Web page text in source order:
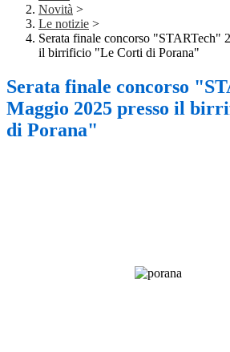
Novità >
Le notizie >
Serata finale concorso "STARTech"
il birrificio "Le Corti di Porana"
Serata finale concorso
Maggio 2025 presso il
di Porana"